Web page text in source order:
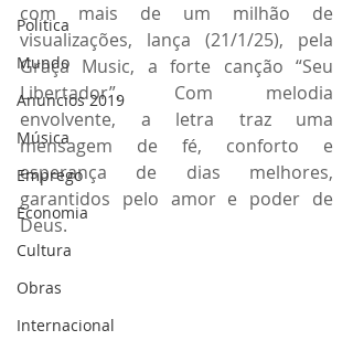
Politica
Mundo
Anuncios 2019
Música
Emprego
Economia
Cultura
Obras
Internacional
com mais de um milhão de
visualizações, lança (21/1/25), pela
Graça Music, a forte canção “Seu
Libertador”. Com melodia
envolvente, a letra traz uma
mensagem de fé, conforto e
esperança de dias melhores,
garantidos pelo amor e poder de
Deus.